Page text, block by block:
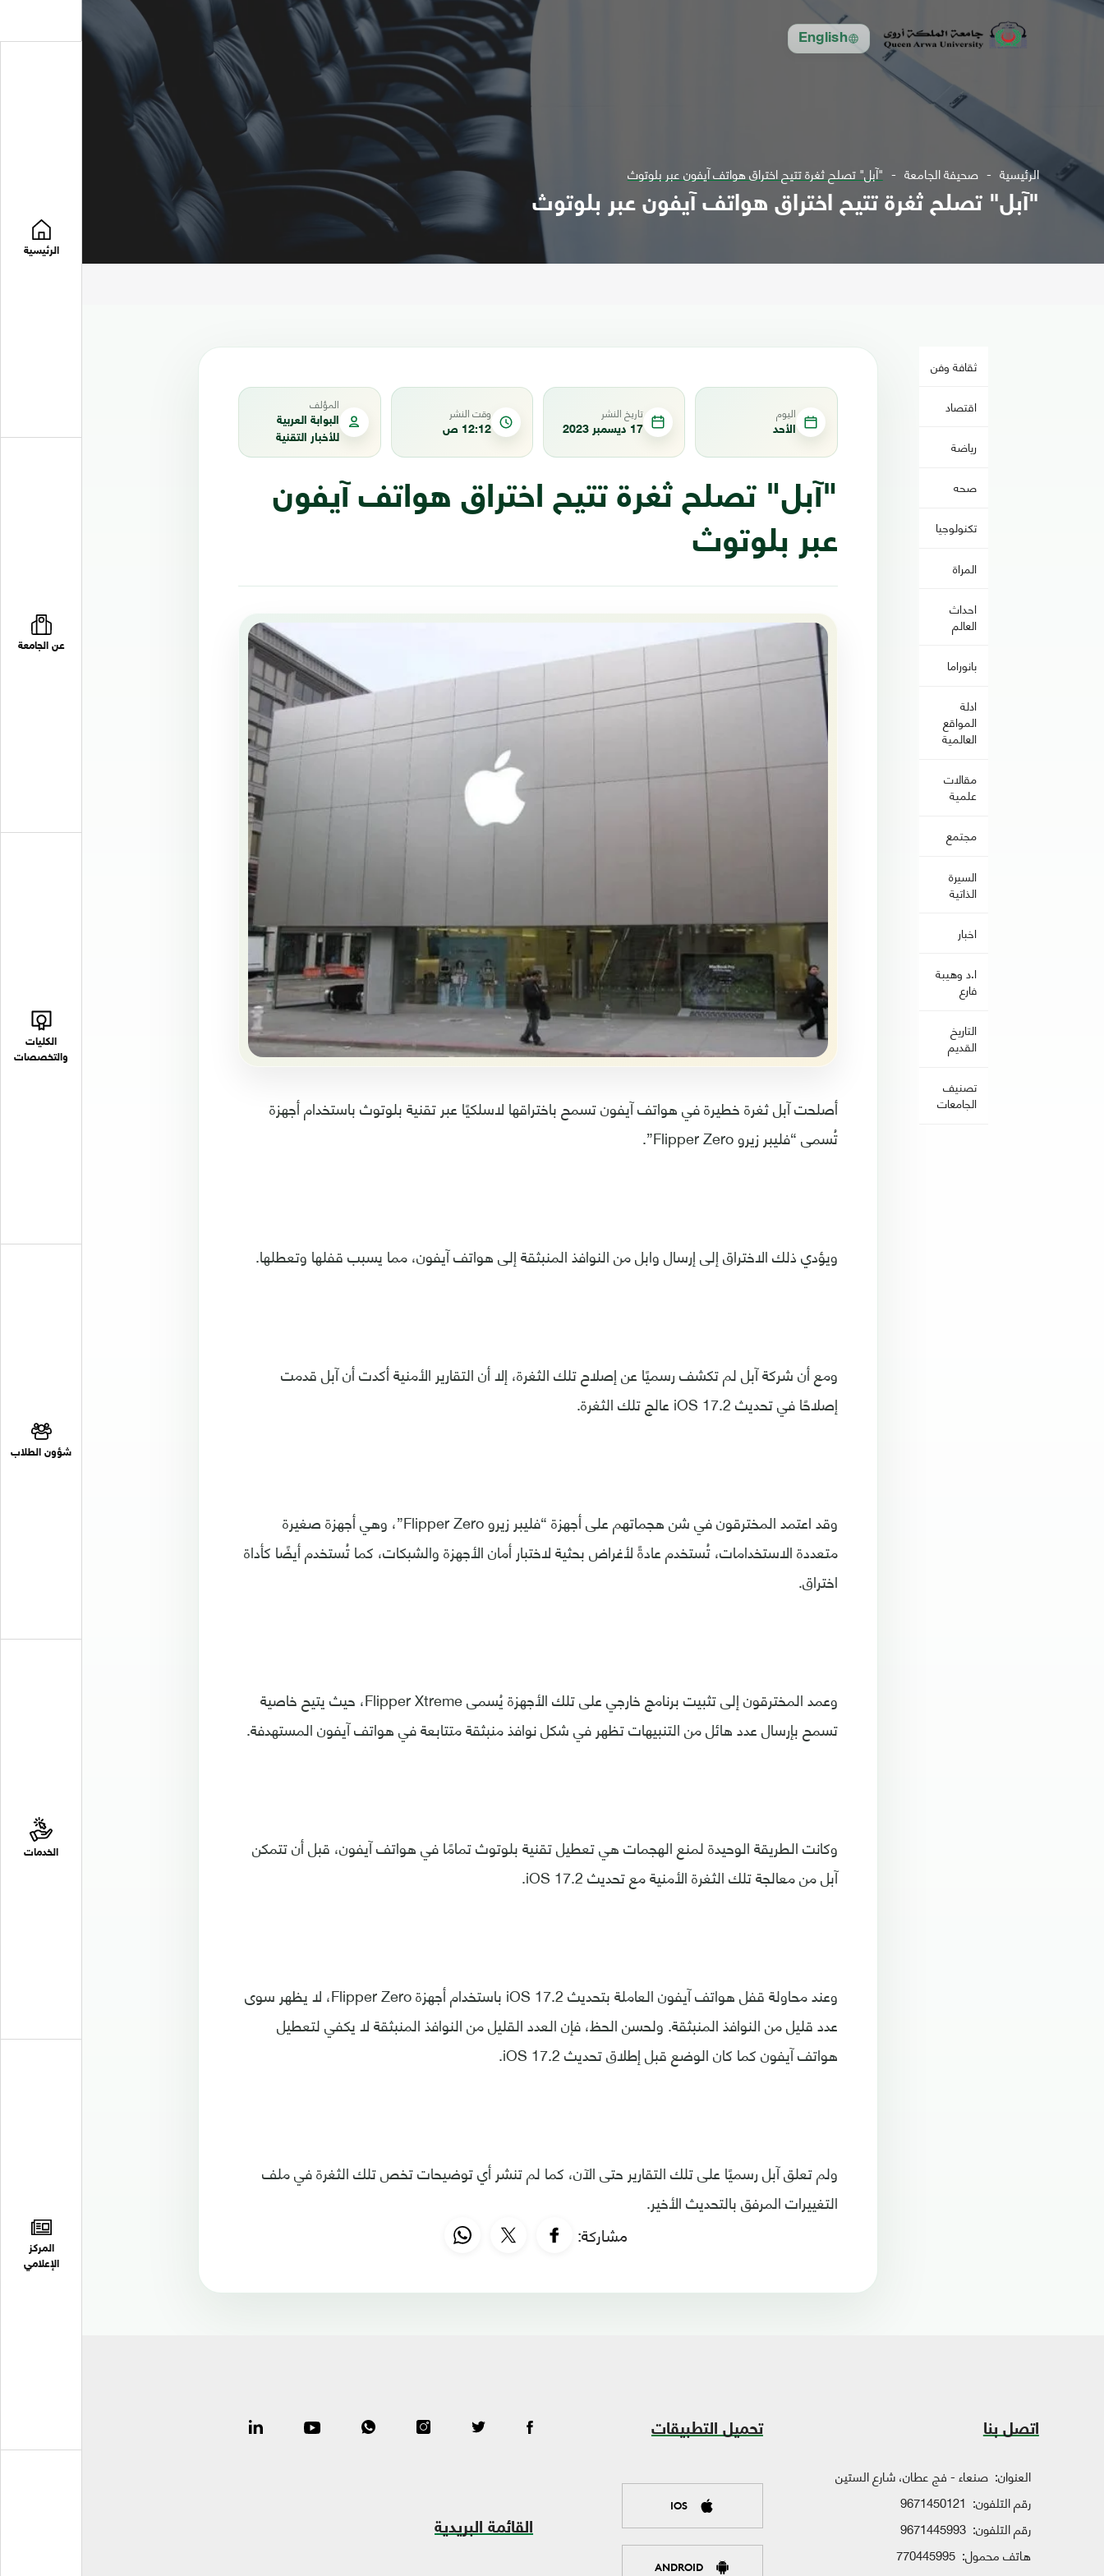
English
الرئيسية
عن الجامعة
الكليات
والتخصصات
شؤون الطلاب
الخدمات
المركز
الإعلامي
الرئيسية صحيفة الجامعة "آبل" تصلح ثغرة تتيح اختراق هواتف آيفون عبر بلوتوث
"آبل" تصلح ثغرة تتيح اختراق هواتف آيفون عبر بلوتوث
ثقافة وفن
اقتصاد
رياضة
صحه
تكنولوجيا
المراة
احداث
العالم
بانوراما
ادلة
المواقع
العالمية
مقالات
علمية
مجتمع
السيرة
الذاتية
اخبار
ا.د وهيبة
فارع
التاريخ
القديم
تصنيف
الجامعات
اليوم
الأحد
تاريخ النشر
17 ديسمبر 2023
وقت النشر
12:12 ص
المؤلف
البوابة العربية
للأخبار التقنية
"آبل" تصلح ثغرة تتيح اختراق هواتف آيفون
عبر بلوتوث
أصلحت آبل ثغرة خطيرة في هواتف آيفون تسمح باختراقها لاسلكيًا عبر تقنية بلوتوث باستخدام أجهزة
تُسمى “فليبر زيرو Flipper Zero”.
ويؤدي ذلك الاختراق إلى إرسال وابل من النوافذ المنبثقة إلى هواتف آيفون، مما يسبب قفلها وتعطلها.
ومع أن شركة آبل لم تكشف رسميًا عن إصلاح تلك الثغرة، إلا أن التقارير الأمنية أكدت أن آبل قدمت
إصلاحًا في تحديث iOS 17.2 عالج تلك الثغرة.
وقد اعتمد المخترقون في شن هجماتهم على أجهزة “فليبر زيرو Flipper Zero”، وهي أجهزة صغيرة
متعددة الاستخدامات، تُستخدم عادةً لأغراض بحثية لاختبار أمان الأجهزة والشبكات، كما تُستخدم أيضًا كأداة
اختراق.
وعمد المخترقون إلى تثبيت برنامج خارجي على تلك الأجهزة يُسمى Flipper Xtreme، حيث يتيح خاصية
تسمح بإرسال عدد هائل من التنبيهات تظهر في شكل نوافذ منبثقة متتابعة في هواتف آيفون المستهدفة.
وكانت الطريقة الوحيدة لمنع الهجمات هي تعطيل تقنية بلوتوث تمامًا في هواتف آيفون، قبل أن تتمكن
آبل من معالجة تلك الثغرة الأمنية مع تحديث iOS 17.2.
وعند محاولة قفل هواتف آيفون العاملة بتحديث iOS 17.2 باستخدام أجهزة Flipper Zero، لا يظهر سوى
عدد قليل من النوافذ المنبثقة. ولحسن الحظ، فإن العدد القليل من النوافذ المنبثقة لا يكفي لتعطيل
هواتف آيفون كما كان الوضع قبل إطلاق تحديث iOS 17.2.
ولم تعلق آبل رسميًا على تلك التقارير حتى الآن، كما لم تنشر أي توضيحات تخص تلك الثغرة في ملف
التغييرات المرفق بالتحديث الأخير.
مشاركة:
اتصل بنا
العنوان: صنعاء - فج عطان، شارع الستين
رقم التلفون: 9671450121
رقم التلفون: 9671445993
هاتف محمول: 770445995
تحميل التطبيقات
IOS
ANDROID
القائمة البريدية